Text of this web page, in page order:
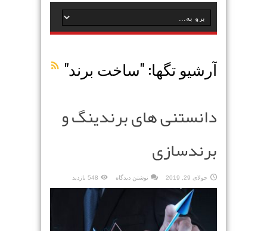
آرشیو تگها: "ساخت برند"
دانستنی های برندینگ و
برندسازی
جولای 29, 2019 نوشتن دیدگاه 548 بازدید